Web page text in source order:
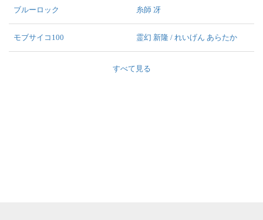
ブルーロック 糸師 冴
モブサイコ100 霊幻 新隆 / れいげん あらたか
すべて見る